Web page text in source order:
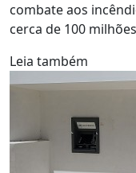
combate aos
cerca de 100
Leia também